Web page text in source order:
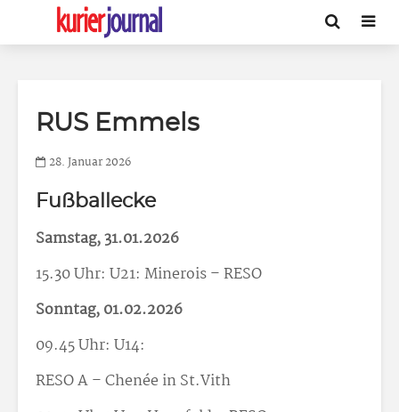
RUS Emmels
28. Januar 2026
Fußballecke
Samstag, 31.01.2026
15.30 Uhr: U21: Minerois – RESO
Sonntag, 01.02.2026
09.45 Uhr: U14:
RESO A – Chenée in St.Vith